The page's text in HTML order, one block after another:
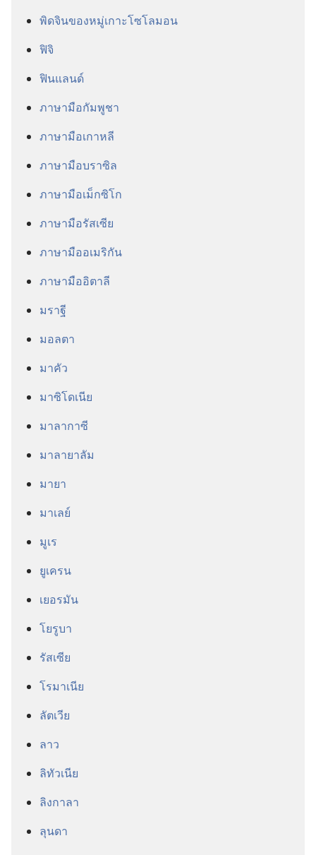
พิดจิน​ของ​หมู่​เกาะ​โซโลมอน
ฟิจิ
ฟินแลนด์
ภาษา​มือ​กัมพูชา
ภาษา​มือ​เกาหลี
ภาษา​มือ​บราซิล
ภาษา​มือ​เม็กซิโก
ภาษา​มือ​รัสเซีย
ภาษา​มือ​อเมริกัน
ภาษา​มือ​อิตาลี
มราฐี
มอลตา
มาคัว
มาซิโดเนีย
มาลากาซี
มาลายาลัม
มายา
มาเลย์
มูเร
ยูเครน
เยอรมัน
โยรูบา
รัสเซีย
โรมาเนีย
ลัตเวีย
ลาว
ลิทัวเนีย
ลิงกาลา
ลุนดา